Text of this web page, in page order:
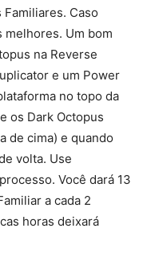
Caso
Um bom
na Reverse
e um Power
no topo da
os Dark Octopus
de cima) e quando
volta. Use
Você dará 13
a cada 2
horas deixará